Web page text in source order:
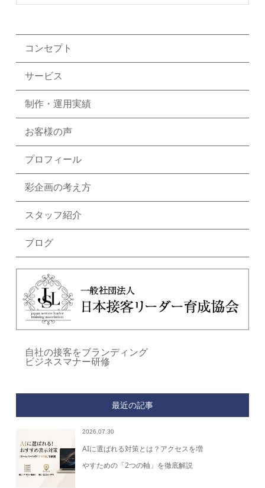
コンセプト
サービス
制作・運用実績
お客様の声
プロフィール
彩企画の考え方
スタッフ紹介
ブログ
自社の接客をブランディング
ビジネスマナー研修
最近の記事
2026.07.30
AIに選ばれる対策とは？アクセスを増
やすための「2つの軸」を徹底解説